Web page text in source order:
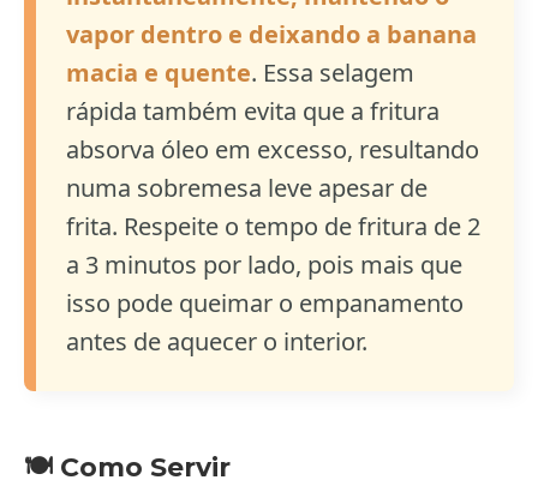
vapor dentro e deixando a banana
macia e quente. Essa selagem
rápida também evita que a fritura
absorva óleo em excesso, resultando
numa sobremesa leve apesar de
frita. Respeite o tempo de fritura de 2
a 3 minutos por lado, pois mais que
isso pode queimar o empanamento
antes de aquecer o interior.
🍽️ Como Servir